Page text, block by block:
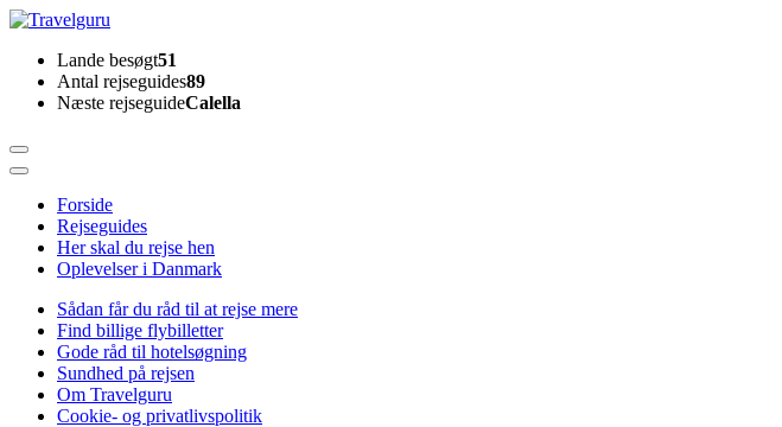
Skip
content
(Press
Enter)
TravelguruLande besøgt51
Antal rejseguides89
Næste rejseguideCalella
Forside
Rejseguides
Her skal du rejse hen
Oplevelser i Danmark
Sådan får du råd til at rejse mere
Find billige flybilletter
Gode råd til hotelsøgning
Sundhed på rejsen
Om Travelguru
Cookie- og privatlivspolitik